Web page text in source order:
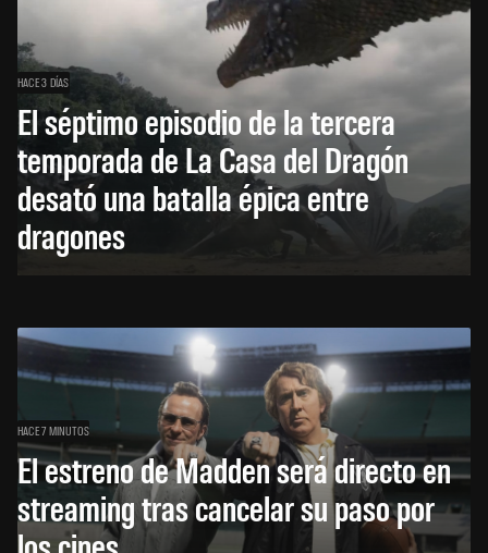
HACE 3 DÍAS
El séptimo episodio de la tercera
temporada de La Casa del Dragón
desató una batalla épica entre
dragones
HACE 7 MINUTOS
El estreno de Madden será directo en
streaming tras cancelar su paso por